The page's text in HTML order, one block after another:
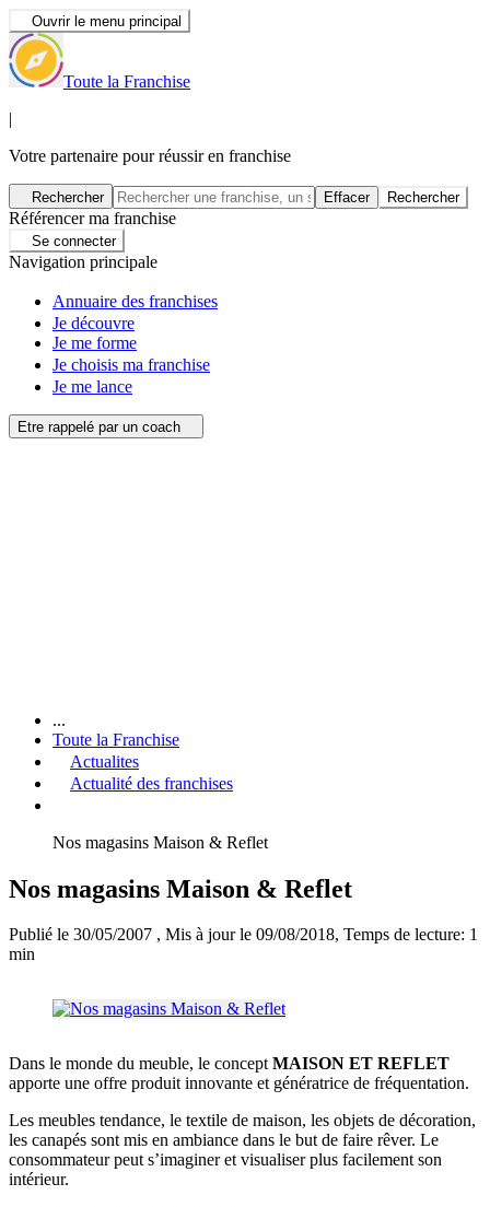
Ouvrir le menu principal
Toute la Franchise
|
Votre partenaire pour réussir en franchise
Rechercher Effacer Rechercher
Référencer ma franchise
Se connecter
Navigation principale
Annuaire des franchises
Je découvre
Je me forme
Je choisis ma franchise
Je me lance
Etre rappelé par un coach
...
Toute la Franchise
Actualites
Actualité des franchises
Nos magasins Maison & Reflet
Nos magasins Maison & Reflet
Publié le 30/05/2007 , Mis à jour le 09/08/2018, Temps de lecture: 1
min
Dans le monde du meuble, le conceptMAISON ET REFLET
apporte une offre produit innovante et génératrice de fréquentation.
Les meubles tendance, le textile de maison, les objets de décoration,
les canapés sont mis en ambiance dans le but de faire rêver. Le
consommateur peut s’imaginer et visualiser plus facilement son
intérieur.